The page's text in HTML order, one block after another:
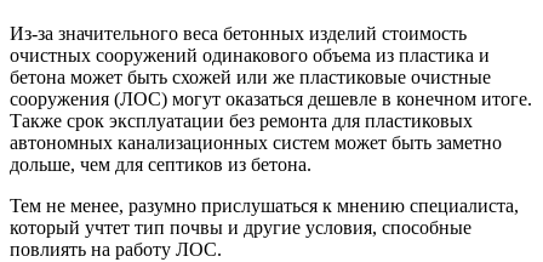
Из-за значительного веса бетонных изделий стоимость
очистных сооружений одинакового объема из пластика и
бетона может быть схожей или же пластиковые очистные
сооружения (ЛОС) могут оказаться дешевле в конечном итоге.
Также срок эксплуатации без ремонта для пластиковых
автономных канализационных систем может быть заметно
дольше, чем для септиков из бетона.
Тем не менее, разумно прислушаться к мнению специалиста,
который учтет тип почвы и другие условия, способные
повлиять на работу ЛОС.